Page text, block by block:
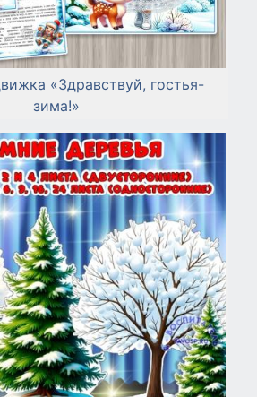
«Здравствуй, гостья-
зима!»